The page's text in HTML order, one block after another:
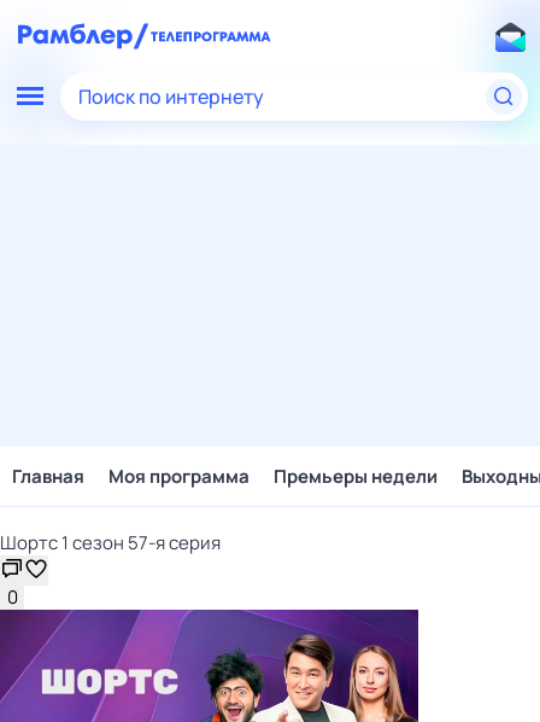
Поиск по интернету
Главная Моя программа Премьеры недели
Шортс 1 сезон 57-я серия
0